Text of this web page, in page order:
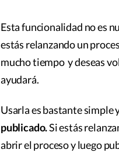
Esta funcionalidad no es
estás relanzando un
mucho tiempo y deseas
ayudará.
Usarla es bastante simple
publicado.Si estás
abrir el proceso y luego